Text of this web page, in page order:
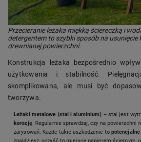
Przecieranie leżaka miękką ściereczką i
detergentem to szybki sposób na usunięcie
drewnianej powierzchni.
Konstrukcja leżaka bezpośrednio
użytkowania i stabilność.
skomplikowana, ale musi być
tworzywa.
Leżaki metalowe (stal i aluminium) – stal jest
korozję. Regularnie sprawdzaj, czy na powierzchni
zarysowań. Każde takie uszkodzenie to
znajdziesz, oczyść to miejsce papierem ściernym,